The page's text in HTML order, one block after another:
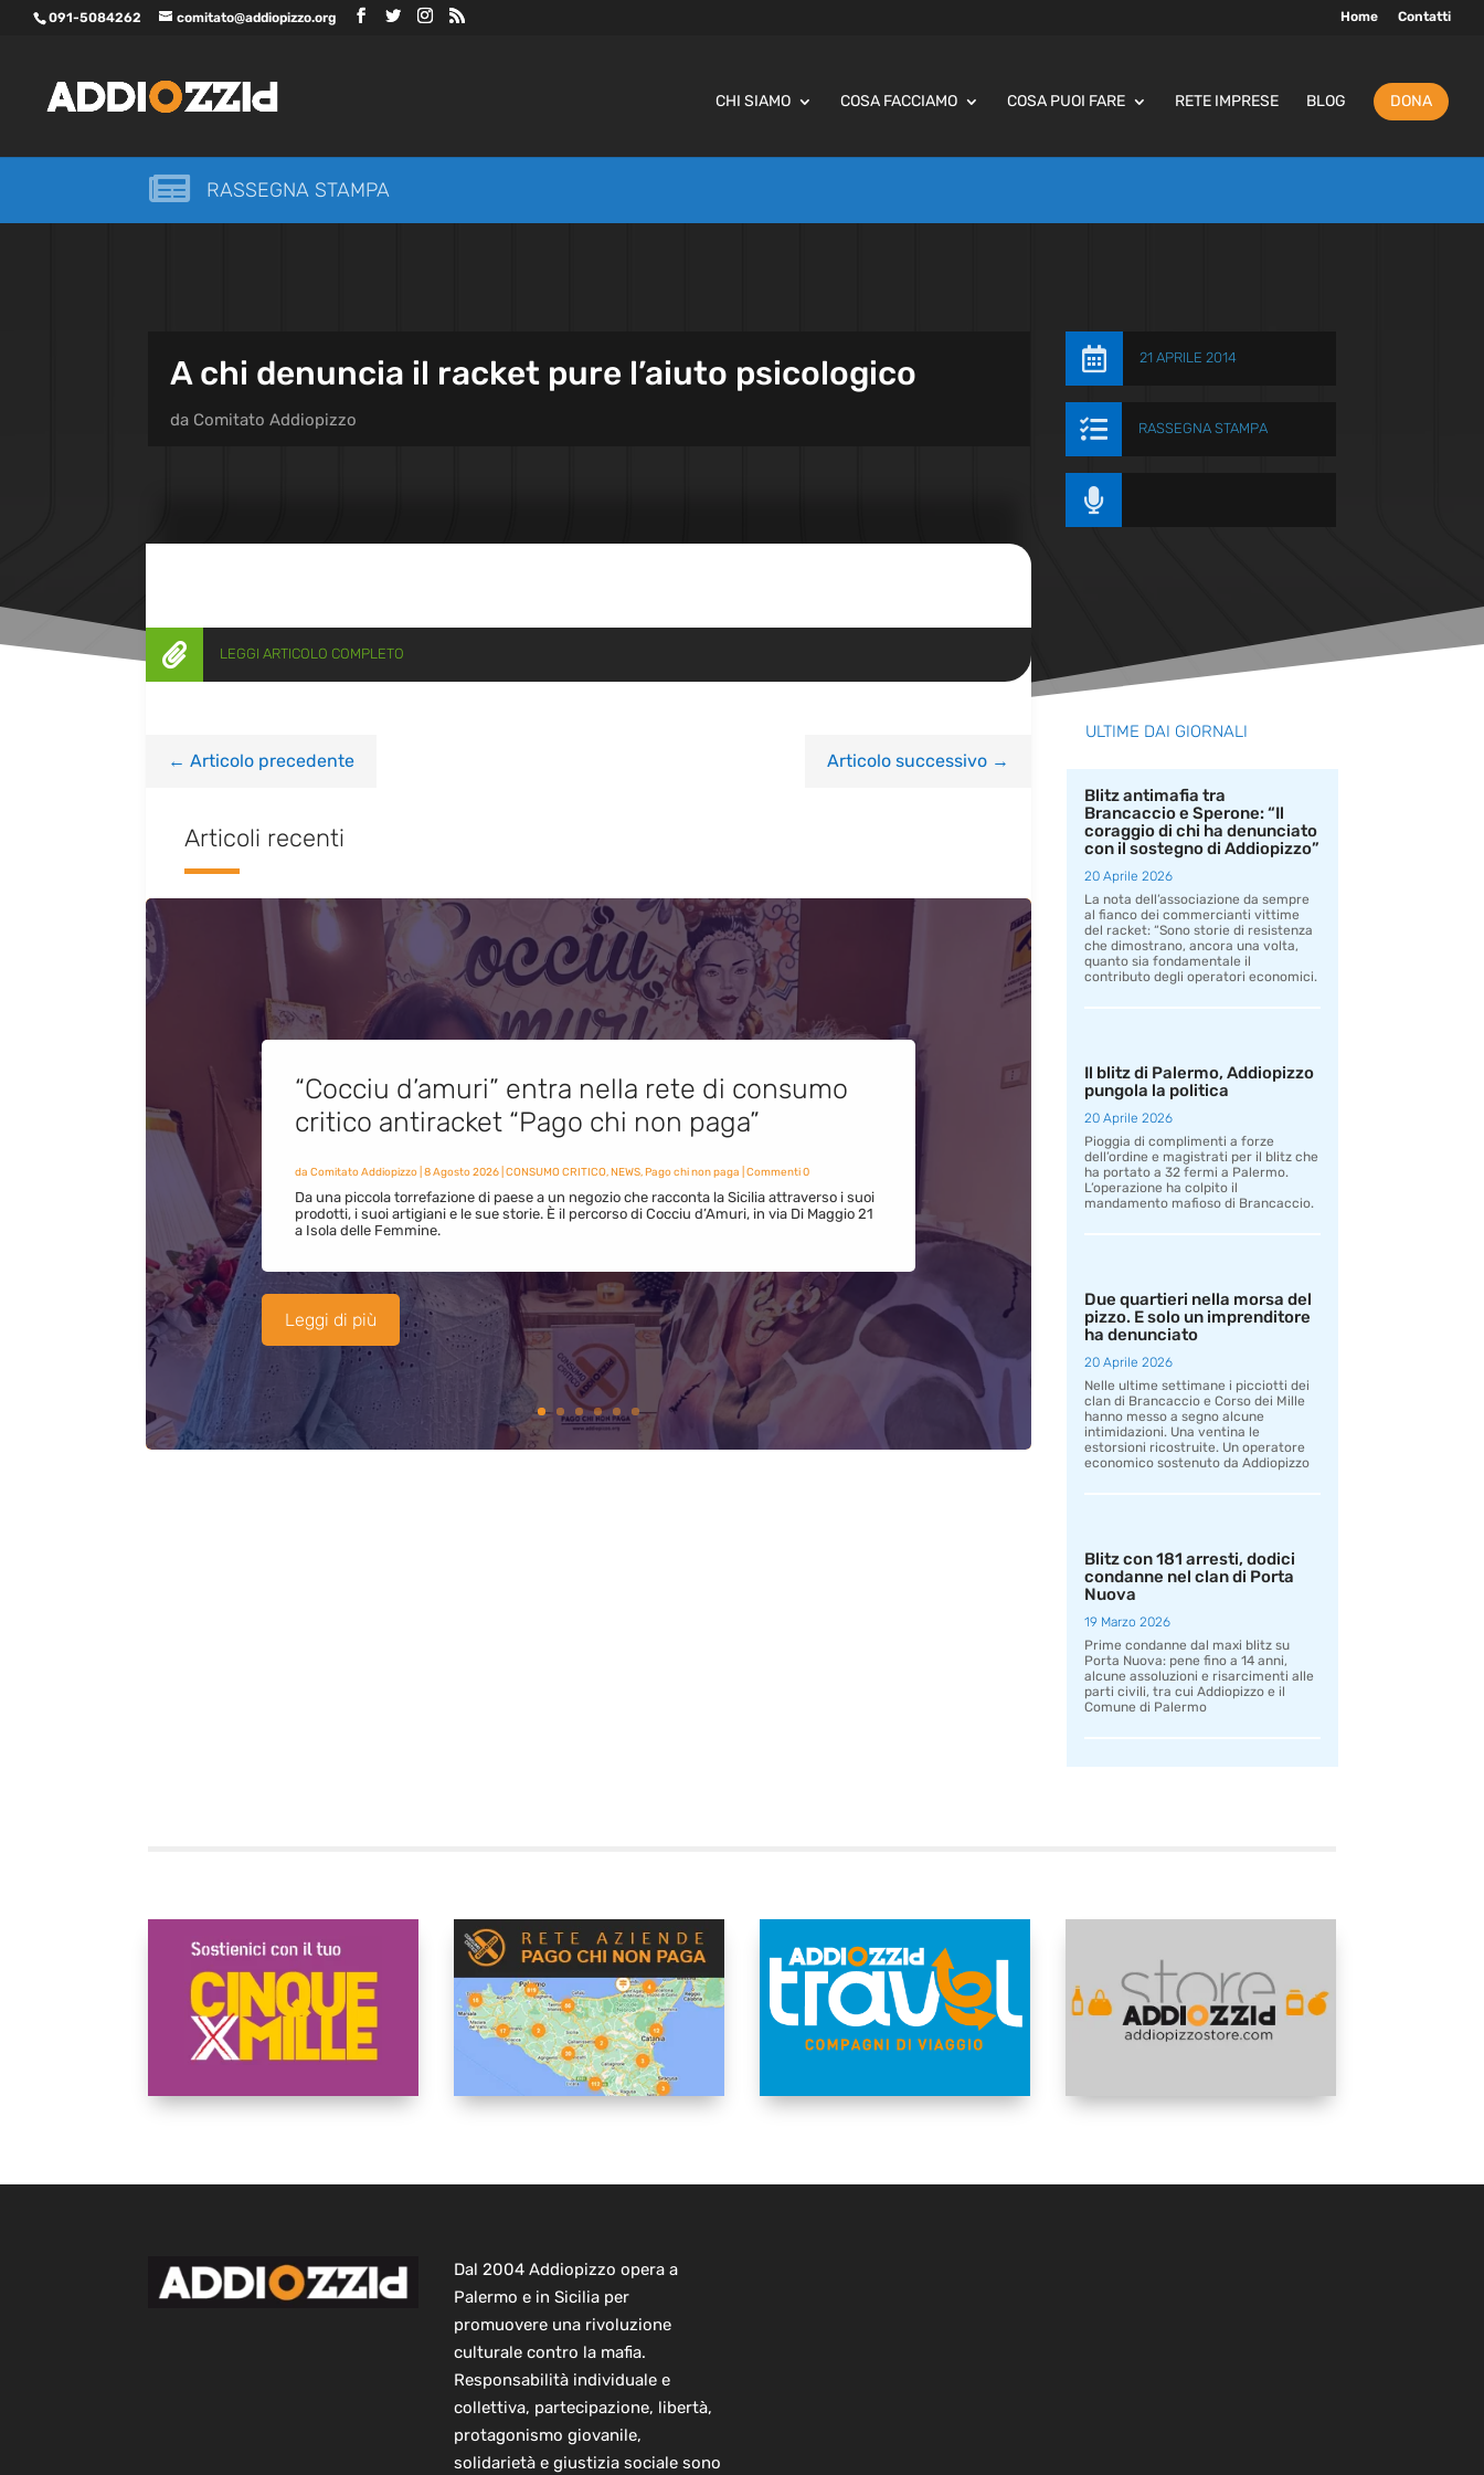
091-5084262 comitato@addiopizzo.org Home Contatti
CHI SIAMO COSA FACCIAMO COSA PUOI FARE RETE IMPRESE BLOG DONA
 RASSEGNA STAMPA
A chi denuncia il racket pure l’aiuto psicologico
da Comitato Addiopizzo
 21 APRILE 2014
 RASSEGNA STAMPA

 LEGGI ARTICOLO COMPLETO
← Articolo precedente Articolo successivo→
Articoli recenti
“Cocciu d’amuri” entra nella rete di consumo
critico antiracket “Pago chi non paga”
da Comitato Addiopizzo| 8 Agosto 2026| CONSUMO CRITICO,NEWS,Pago chi non paga | Commenti 0
Da una piccola torrefazione di paese a un negozio che racconta la Sicilia attraverso i suoi
prodotti, i suoi artigiani e le sue storie. È il percorso di Cocciu d’Amuri, in via Di Maggio 21
a Isola delle Femmine.
Leggi di più
ULTIME DAI GIORNALI
Blitz antimafia tra
Brancaccio e Sperone: “Il
coraggio di chi ha denunciato
con il sostegno di Addiopizzo”
20 Aprile 2026
La nota dell’associazione da sempre
al fianco dei commercianti vittime
del racket: “Sono storie di resistenza
che dimostrano, ancora una volta,
quanto sia fondamentale il
contributo degli operatori economici.
Il blitz di Palermo, Addiopizzo
pungola la politica
20 Aprile 2026
Pioggia di complimenti a forze
dell’ordine e magistrati per il blitz che
ha portato a 32 fermi a Palermo.
L’operazione ha colpito il
mandamento mafioso di Brancaccio.
Due quartieri nella morsa del
pizzo. E solo un imprenditore
ha denunciato
20 Aprile 2026
Nelle ultime settimane i picciotti dei
clan di Brancaccio e Corso dei Mille
hanno messo a segno alcune
intimidazioni. Una ventina le
estorsioni ricostruite. Un operatore
economico sostenuto da Addiopizzo
Blitz con 181 arresti, dodici
condanne nel clan di Porta
Nuova
19 Marzo 2026
Prime condanne dal maxi blitz su
Porta Nuova: pene fino a 14 anni,
alcune assoluzioni e risarcimenti alle
parti civili, tra cui Addiopizzo e il
Comune di Palermo
Dal 2004 Addiopizzo opera a
Palermo e in Sicilia per
promuovere una rivoluzione
culturale contro la mafia.
Responsabilità individuale e
collettiva, partecipazione, libertà,
protagonismo giovanile,
solidarietà e giustizia sociale sono